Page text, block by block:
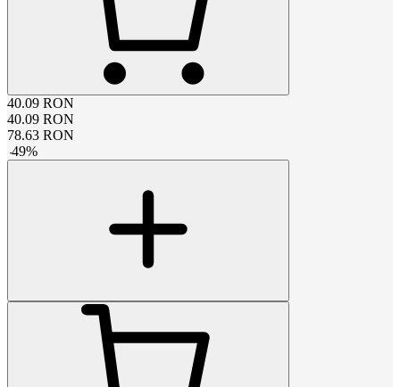
40.09 RON
40.09 RON
78.63 RON
-49%